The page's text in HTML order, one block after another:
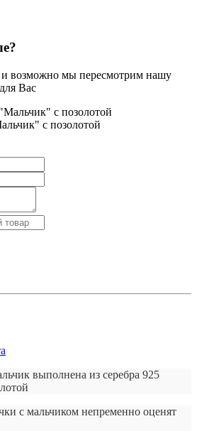
возможно мы пересмотрим нашу
Вас
с позолотой
выполнена из серебра 925
с мальчиком непременно оценят